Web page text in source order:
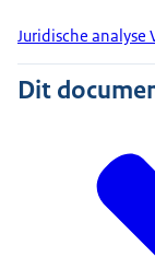
Juridische
Dit